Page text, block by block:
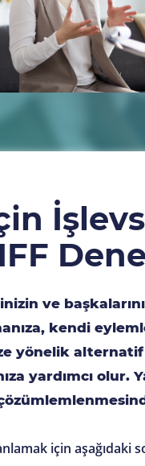
ve
kendi
yönelik
yardımcı olur.
anlamak için